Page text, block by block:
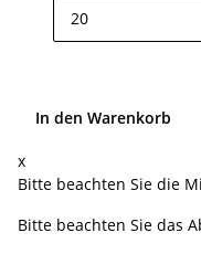
In den Warenkorb
x
Bitte beachten Sie die
Bitte beachten Sie das